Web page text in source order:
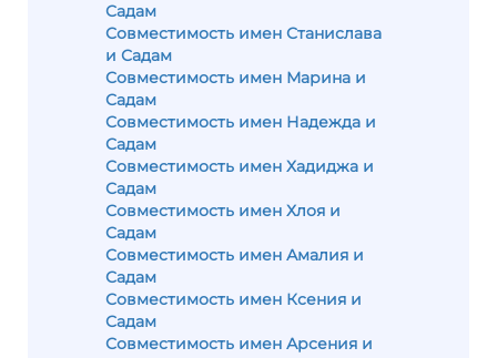
Садам
Совместимость имен Станислава
и Садам
Совместимость имен Марина и
Садам
Совместимость имен Надежда и
Садам
Совместимость имен Хадиджа и
Садам
Совместимость имен Хлоя и
Садам
Совместимость имен Амалия и
Садам
Совместимость имен Ксения и
Садам
Совместимость имен Арсения и